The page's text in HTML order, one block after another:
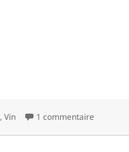
,Vin 1 commentaire